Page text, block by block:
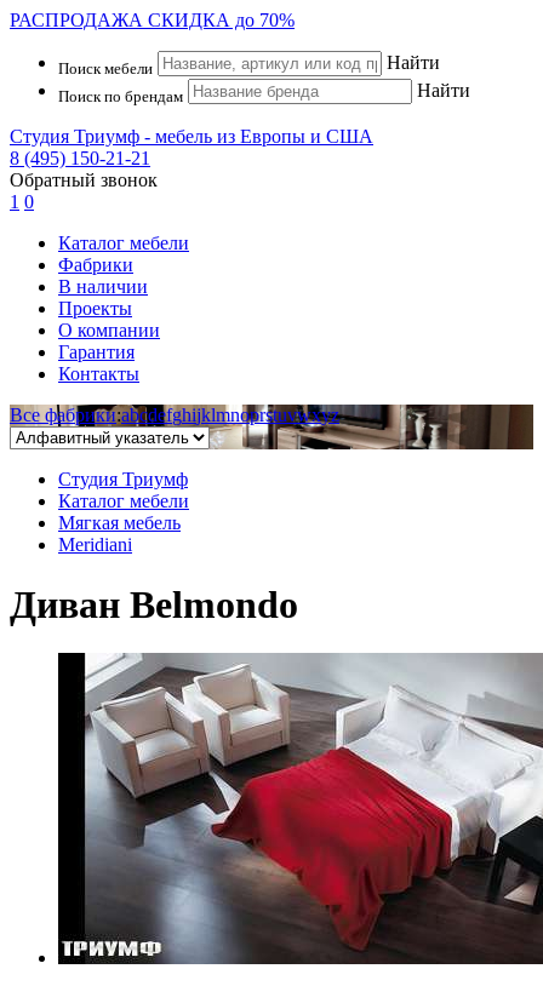
РАСПРОДАЖА СКИДКА до 70%
Поиск мебели Найти
Поиск по брендам Найти
Студия Триумф - мебель из Европы и США
8 (495) 150-21-21
Обратный звонок
1 0
Каталог мебели
Фабрики
В наличии
Проекты
О компании
Гарантия
Контакты
Все фабрики:abcdefghijklmnoprstuvwxyz
Студия Триумф
Каталог мебели
Мягкая мебель
Meridiani
Диван Belmondo